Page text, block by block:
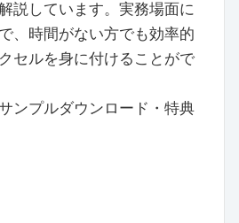
説しています。実務場面に
、時間がない方でも効率的
セルを身に付けることがで
ンプルダウンロード・特典